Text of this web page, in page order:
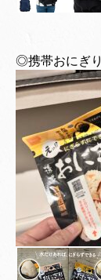
◎携帯おにぎり